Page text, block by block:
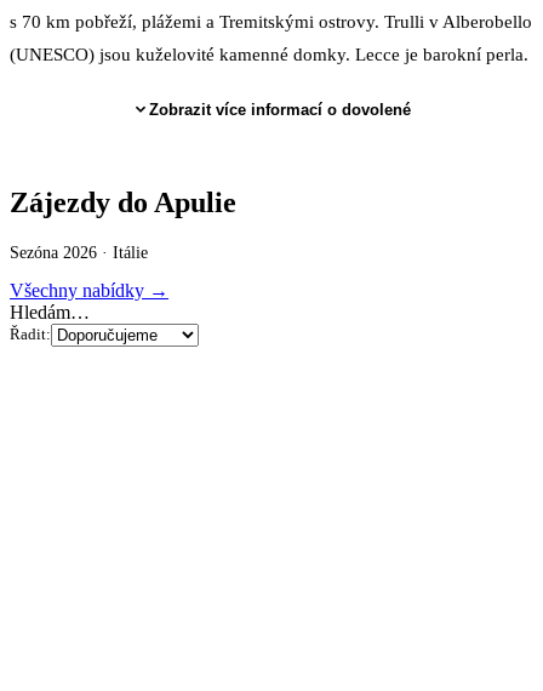
s 70 km pobřeží, plážemi a Tremitskými ostrovy. Trulli v Alberobello
(UNESCO) jsou kuželovité kamenné domky. Lecce je barokní perla.
Zobrazit více informací o dovolené
Zájezdy do Apulie
Sezóna 2026 · Itálie
Všechny nabídky →
Hledám…
Řadit: